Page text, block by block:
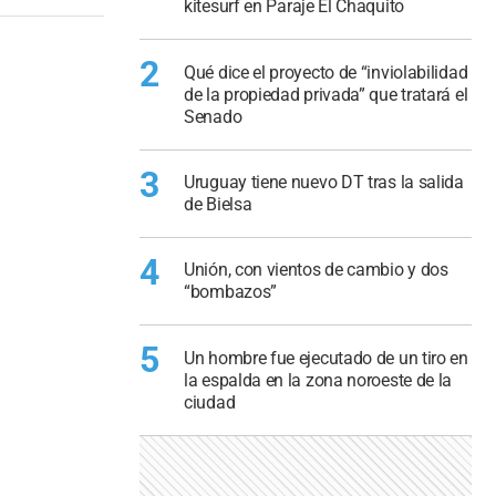
kitesurf en Paraje El Chaquito
2
Qué dice el proyecto de “inviolabilidad
de la propiedad privada” que tratará el
Senado
3
Uruguay tiene nuevo DT tras la salida
de Bielsa
4
Unión, con vientos de cambio y dos
“bombazos”
5
Un hombre fue ejecutado de un tiro en
la espalda en la zona noroeste de la
ciudad